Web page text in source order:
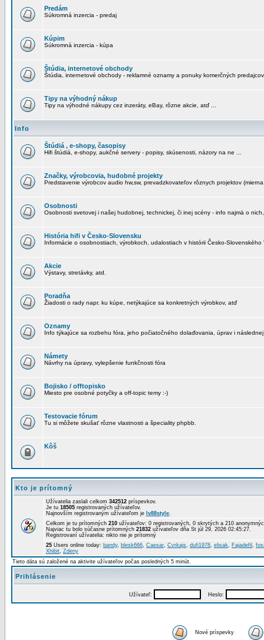
Predám
Súkromná inzercia - predaj
Kúpim
Súkromná inzercia - kúpa
Štúdia, internetové obchody
Štúdia, internetové obchody - reklamné oznamy a ponuky komerčných predajcov
Tipy na výhodný nákup
Tipy na výhodné nákupy cez inzeráty, eBay, rôzne akcie, atď ...
Info
Štúdiá , e-shopy, časopisy
Hifi štúdiá, e-shopy, aukčné servery - popisy, skúsenosti, názory na ne ...
Značky, výrobcovia, hudobné projekty
Predstavenie výrobcov audio hw,sw, prevadzkovateľov rôznych projektov
Osobnosti
Osobnosti svetovej i našej hudobnej, technickej, či inej scény - info najmä o
História hifi v Česko-Slovensku
Informácie o osobnostiach, výrobkoch, udalostiach v histórii Česko-Slovenského
Akcie
Výstavy, stretávky, atd.
Poradňa
Žiadosti o rady napr. ku kúpe, netýkajúce sa konkretných výrobkov, atď
Oznamy
Info týkajúce sa rozbehu fóra, jeho počiatočného dolaďovania, úprav i
Námety
Návrhy na úpravy, vylepšenie funkčnosti fóra
Bojisko / offtopisko
Miesto pre osobné potyčky a off-topic temy :-)
Testovacie fórum
Tu si môžete skušať rôzne vlastnosti a špeciality phpbb.
Kôš
Kto je prítomný
Užívatelia zaslali celkom 342512 príspevkov.
Je tu 18505 registrovaných užívateľov.
Najnovším registrovaným užívateľom je lv88style.
Celkom je tu prítomných 210 užívateľov: 0 registrovaných, 0 skrytých a 210
Najviac tu bolo súčasne prítomných 21832 užívateľov dňa St júl 29, 2026 02:45:27.
Registrovaní užívatelia: nikto nie je prítomný
25 Users online today: bandy, blesk666, Caesar, Cvrkajs, dufi1978, elisak, Fajadefil ,
Xhibit, Zdeny
Tieto dáta sú založené na aktivite užívateľov počas posledných 5 minút.
Prihlásenie
Užívateľ: Heslo:
Nové príspevky